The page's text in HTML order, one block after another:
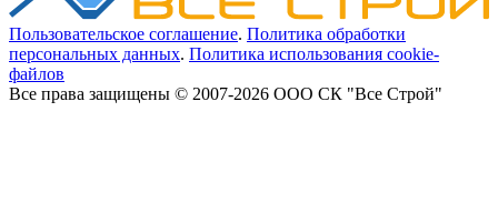
Пользовательское соглашение. Политика обработки
персональных данных. Политика использования cookie-
файлов
Все права защищены © 2007-2026 ООО СК "Все Строй"